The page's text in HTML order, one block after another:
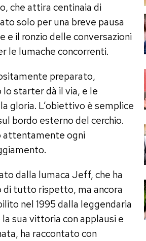
che attira centinaia di
solo per una breve pausa
e il ronzio delle conversazioni
le lumache concorrenti.
preparato,
lo starter dà il via, e le
gloria. L’obiettivo è semplice
bordo esterno del cerchio.
attentamente ogni
dalla lumaca Jeff, che ha
di tutto rispetto, ma ancora
nel 1995 dalla leggendaria
sua vittoria con applausi e
ha raccontato con